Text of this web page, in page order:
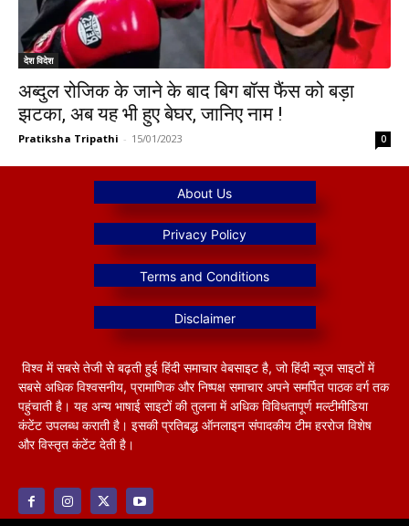
देश विदेश
अब्दुल रोजिक के जाने के बाद बिग बॉस फैंस को बड़ा
झटका, अब यह भी हुए बेघर, जानिए नाम !
Pratiksha Tripathi - 15/01/2023 0
विश्व में सबसे तेजी से बढ़ती हुई हिंदी समाचार वेबसाइट है, जो हिंदी न्यूज साइटों में
सबसे अधिक विश्वसनीय, प्रामाणिक और निष्पक्ष समाचार अपने समर्पित पाठक वर्ग तक
पहुंचाती है। यह अन्य भाषाई साइटों की तुलना में अधिक विविधतापूर्ण मल्टीमीडिया
कंटेंट उपलब्ध कराती है। इसकी प्रतिबद्ध ऑनलाइन संपादकीय टीम हररोज विशेष
और विस्तृत कंटेंट देती है।